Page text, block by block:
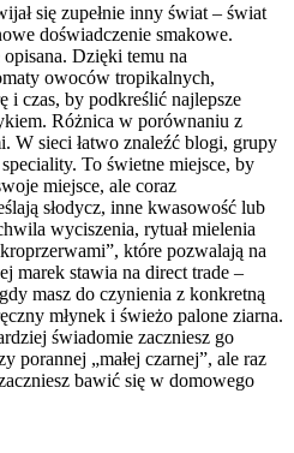
się zupełnie inny świat – świat
doświadczenie smakowe.
Dzięki temu na
owoców tropikalnych,
i czas, by podkreślić najlepsze
Różnica w porównaniu z
W sieci łatwo znaleźć blogi, grupy
To świetne miejsce, by
miejsce, ale coraz
słodycz, inne kwasowość lub
wyciszenia, rytuał mielenia
które pozwalają na
marek stawia na direct trade –
masz do czynienia z konkretną
młynek i świeżo palone ziarna.
świadomie zaczniesz go
porannej „małej czarnej”, ale raz
bawić się w domowego